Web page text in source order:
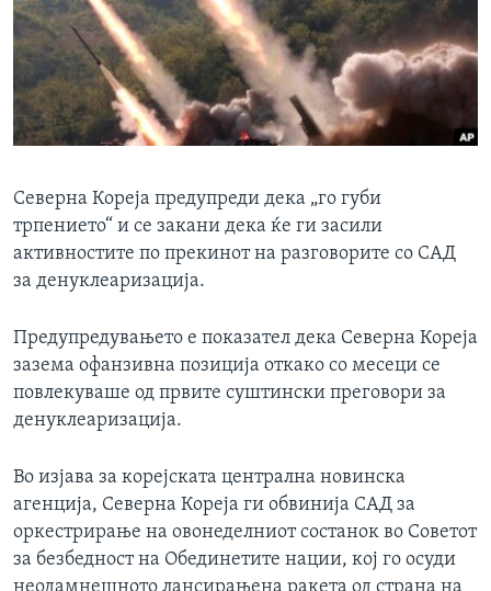
ИНТЕРВЈУА
Јазици
Северна Кореја предупреди дека „го губи
трпението“ и се закани дека ќе ги засили
активностите по прекинот на разговорите со САД
за денуклеаризација.
Предупредувањето е показател дека Северна Кореја
зазема офанзивна позиција откако со месеци се
повлекуваше од првите суштински преговори за
денуклеаризација.
Во изјава за корејската централна новинска
агенција, Северна Кореја ги обвинија САД за
оркестрирање на овонеделниот состанок во Советот
за безбедност на Обединетите нации, кој го осуди